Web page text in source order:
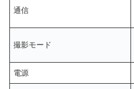
通信
撮影モード
電源